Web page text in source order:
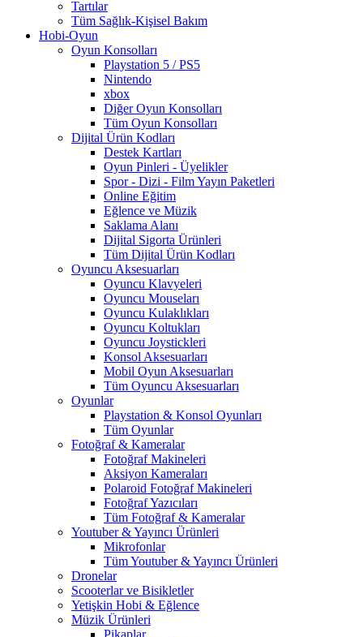
Tartılar
Tüm Sağlık-Kişisel Bakım
Hobi-Oyun
Oyun Konsolları
Playstation 5 / PS5
Nintendo
xbox
Diğer Oyun Konsolları
Tüm Oyun Konsolları
Dijital Ürün Kodları
Destek Kartları
Oyun Pinleri - Üyelikler
Spor - Dizi - Film Yayın Paketleri
Online Eğitim
Eğlence ve Müzik
Saklama Alanı
Dijital Sigorta Ürünleri
Tüm Dijital Ürün Kodları
Oyuncu Aksesuarları
Oyuncu Klavyeleri
Oyuncu Mouseları
Oyuncu Kulaklıkları
Oyuncu Koltukları
Oyuncu Joystickleri
Konsol Aksesuarları
Mobil Oyun Aksesuarları
Tüm Oyuncu Aksesuarları
Oyunlar
Playstation & Konsol Oyunları
Tüm Oyunlar
Fotoğraf & Kameralar
Fotoğraf Makineleri
Aksiyon Kameraları
Polaroid Fotoğraf Makineleri
Fotoğraf Yazıcıları
Tüm Fotoğraf & Kameralar
Youtuber & Yayıncı Ürünleri
Mikrofonlar
Tüm Youtuber & Yayıncı Ürünleri
Dronelar
Scooterlar ve Bisikletler
Yetişkin Hobi & Eğlence
Müzik Ürünleri
Pikaplar